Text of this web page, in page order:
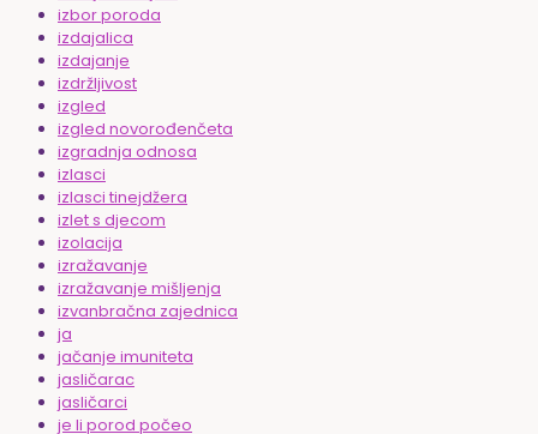
izbor poroda
izdajalica
izdajanje
izdržljivost
izgled
izgled novorođenčeta
izgradnja odnosa
izlasci
izlasci tinejdžera
izlet s djecom
izolacija
izražavanje
izražavanje mišljenja
izvanbračna zajednica
ja
jačanje imuniteta
jasličarac
jasličarci
je li porod počeo